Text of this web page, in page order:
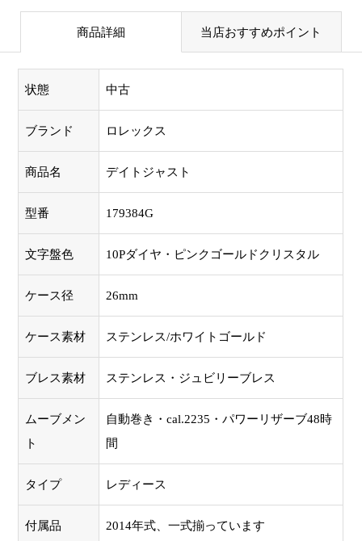
商品詳細 当店おすすめポイント
状態 中古
ブランド ロレックス
商品名 デイトジャスト
型番 179384G
文字盤色 10Pダイヤ・ピンクゴールドクリスタル
ケース径 26mm
ケース素材 ステンレス/ホワイトゴールド
ブレス素材 ステンレス・ジュビリーブレス
ムーブメン
ト
自動巻き・cal.2235・パワーリザーブ48時
間
タイプ レディース
付属品 2014年式、一式揃っています